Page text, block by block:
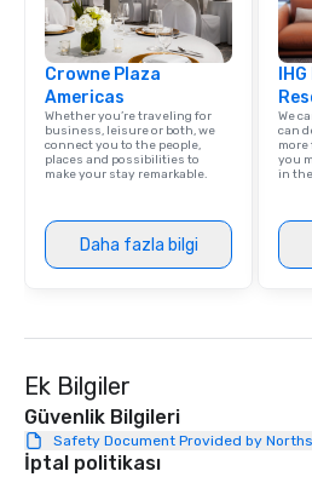
Crowne Plaza
Americas
Whether you’re traveling for
business, leisure or both, we
connect you to the people,
places and possibilities to
make your stay remarkable.
Daha fazla bilgi
We
can
more
you
in
Ek Bilgiler
Güvenlik Bilgileri
Safety Document Provided by
İptal politikası